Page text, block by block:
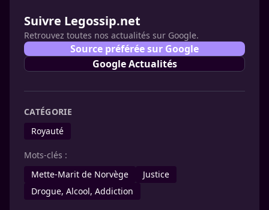
Suivre Legossip.net
Retrouvez toutes nos actualités sur Google.
Source préférée sur Google
Google Actualités
CATÉGORIE
Royauté
Mots-clés :
Mette-Marit de Norvège
Justice
Drogue, Alcool, Addiction